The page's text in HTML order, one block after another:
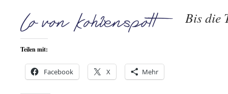
Bis die
Teilen mit:
Facebook X Mehr